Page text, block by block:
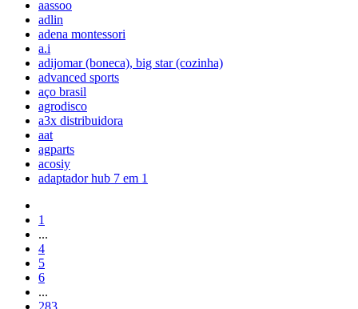
aassoo
adlin
adena montessori
a.i
adijomar (boneca), big star (cozinha)
advanced sports
aço brasil
agrodisco
a3x distribuidora
aat
agparts
acosiy
adaptador hub 7 em 1
1
...
4
5
6
...